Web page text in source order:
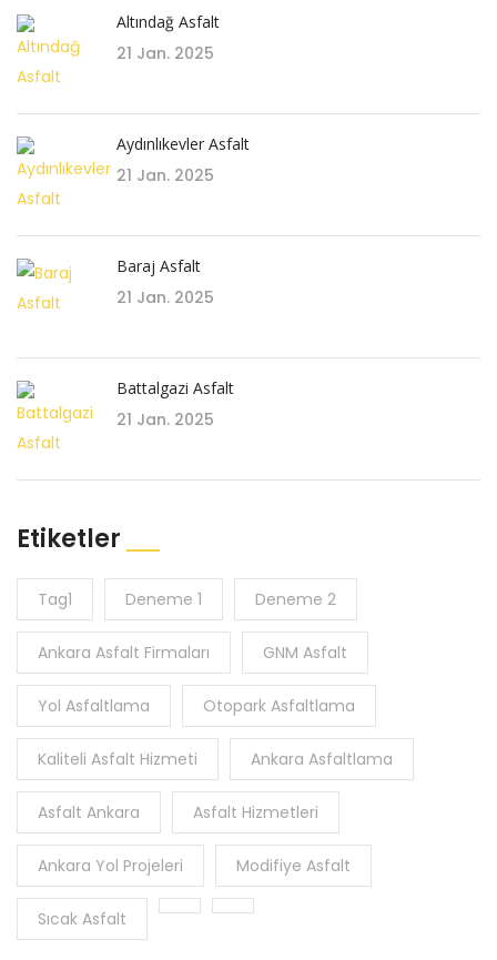
Altındağ Asfalt
21 Jan. 2025
Aydınlıkevler Asfalt
21 Jan. 2025
Baraj Asfalt
21 Jan. 2025
Battalgazi Asfalt
21 Jan. 2025
Etiketler
Tag1 Deneme 1 Deneme 2
Ankara Asfalt Firmaları GNM Asfalt
Yol Asfaltlama Otopark Asfaltlama
Kaliteli Asfalt Hizmeti Ankara Asfaltlama
Asfalt Ankara Asfalt Hizmetleri
Ankara Yol Projeleri Modifiye Asfalt
Sıcak Asfalt